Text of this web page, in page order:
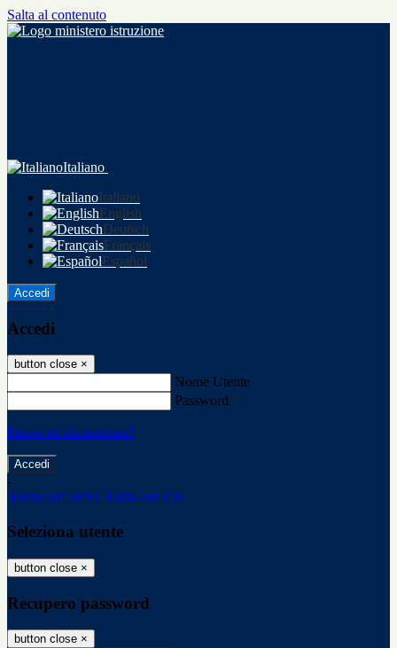
Salta al contenuto
Italiano
Italiano
English
Deutsch
Français
Español
Accedi
Accedi
button close ×
Nome Utente
Password
Password dimenticata?
-
Entra con SPID Entra con CIE
Seleziona utente
button close ×
Recupero password
button close ×